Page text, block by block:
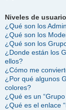
Niveles de
¿Qué son los
¿Qué son los
¿Qué son los
¿Donde están los
ellos?
¿Cómo me
¿Por qué algunos
colores?
¿Qué es un
¿Qué es el enlace